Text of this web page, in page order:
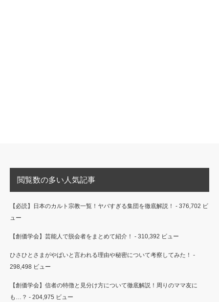
閲覧数の多い人気記事
【必読】日本のカルト宗教一覧！ヤバすぎる集団を徹底解説！ - 376,702 ビ
ュー
【創価学会】芸能人で脱会者をまとめて紹介！ - 310,392 ビュー
ひさひとさまがやばいと言われる理由や秘密について考察してみた！ -
298,498 ビュー
【創価学会】信者の特徴と見分け方について徹底解説！周りのママ友に
も…？ - 204,975 ビュー